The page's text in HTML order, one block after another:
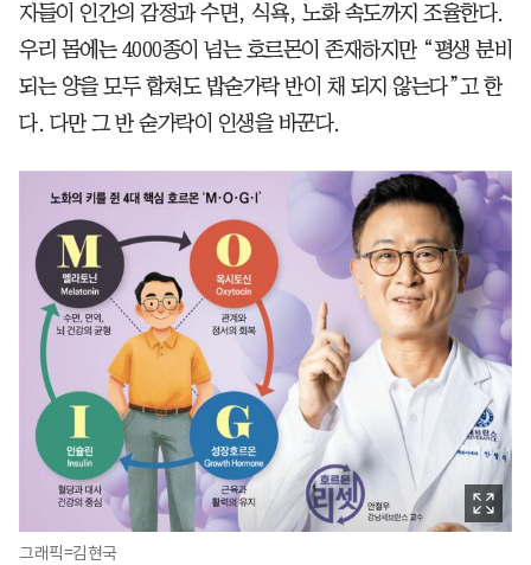
자들이 인간의 감정과 수면, 식욕, 노화 속도까지 조율한다.
우리 몸에는 4000종이 넘는 호르몬이 존재하지만 “평생 분비
되는 양을 모두 합쳐도 밥숟가락 반이 채 되지 않는다”고 한
다. 다만 그 반 숟가락이 인생을 바꾼다.
그래픽=김현국